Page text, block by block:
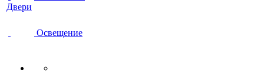
Двери
Освещение